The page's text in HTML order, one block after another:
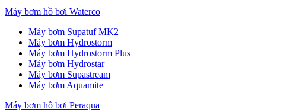
Máy bơm hồ bơi Waterco
Máy bơm Supatuf MK2
Máy bơm Hydrostorm
Máy bơm Hydrostorm Plus
Máy bơm Hydrostar
Máy bơm Supastream
Máy bơm Aquamite
Máy bơm hồ bơi Peraqua